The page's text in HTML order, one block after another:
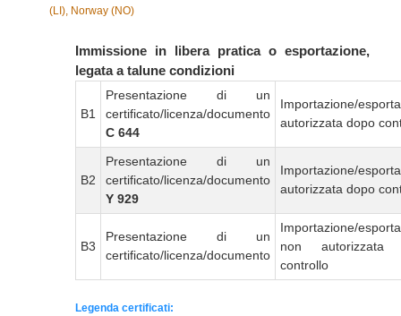
(LI), Norway (NO)
Immissione in libera pratica o esportazione,
legata a talune condizioni
B1
Presentazione di un
certificato/licenza/documento
C 644
Importazione/
autorizzata dopo
B2
Presentazione di un
certificato/licenza/documento
Y 929
Importazione/
autorizzata dopo
B3
Presentazione di un
certificato/licenza/documento
Importazione/
non autorizzata
controllo
Legenda certificati: